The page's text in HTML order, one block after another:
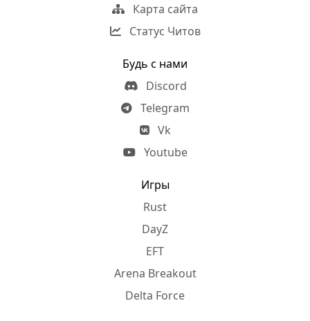
Карта сайта
Статус Читов
Будь с нами
Discord
Telegram
Vk
Youtube
Игры
Rust
DayZ
EFT
Arena Breakout
Delta Force